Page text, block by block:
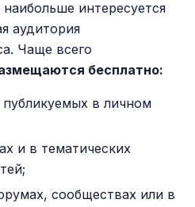
интересуется
аудитория
Чаще всего
бесплатно:
публикуемых в личном
и в тематических
сообществах или в